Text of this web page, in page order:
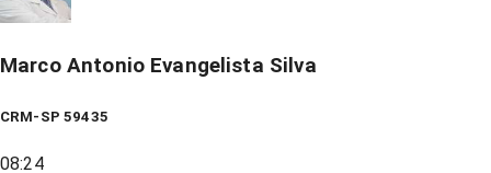
Marco Antonio Evangelista Silva
CRM-SP 59435
08:24